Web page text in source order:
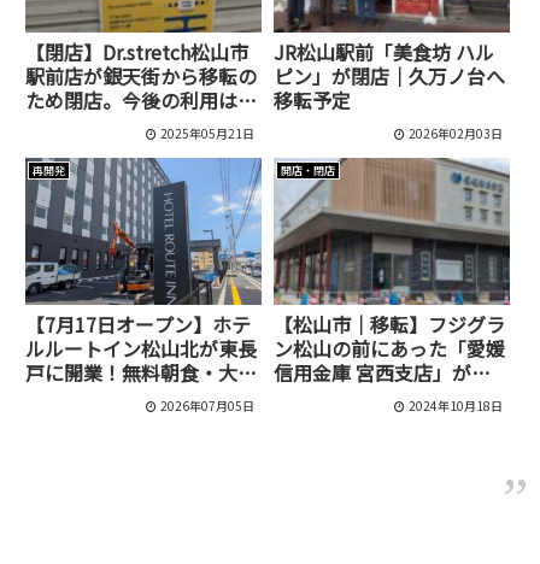
【閉店】Dr.stretch松山市
駅前店が銀天街から移転の
ため閉店。今後の利用は大
2025年05月21日
JR松山駅前「美食坊 ハル
ピン」が閉店｜久万ノ台へ
移転予定
2026年02月03日
再開発
【7月17日オープン】ホテ
ルルートイン松山北が東長
戸に開業！無料朝食・大浴
場・広々駐車場を完備
2026年07月05日
開店・閉店
【松山市｜移転】フジグラ
ン松山の前にあった「愛媛
信用金庫 宮西支店」が六
軒家町に11月5日移転オー
2024年10月18日